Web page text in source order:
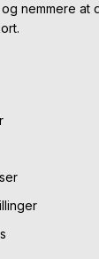
nemmere at